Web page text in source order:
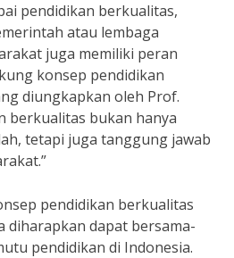
pendidikan berkualitas,
atau lembaga
juga memiliki peran
konsep pendidikan
diungkapkan oleh Prof.
berkualitas bukan hanya
tetapi juga tanggung jawab
pendidikan berkualitas
diharapkan dapat bersama-
pendidikan di Indonesia.